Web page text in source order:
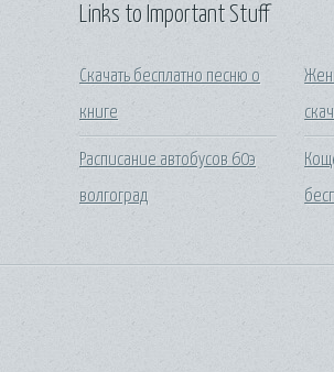
Links to Important Stuff
Скачать бесплатно песню о
книге
Расписание автобусов 60э
волгоград